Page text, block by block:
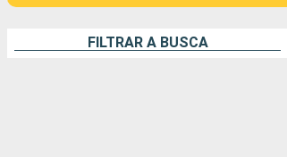
FILTRAR A BUSCA